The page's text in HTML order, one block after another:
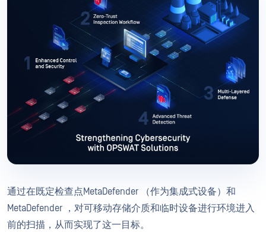
通过在既定检查点MetaDefender （作为集成式设备）和
MetaDefender ，对可移动存储介质和临时设备进行环境进入
前的扫描，从而实现了这一目标。